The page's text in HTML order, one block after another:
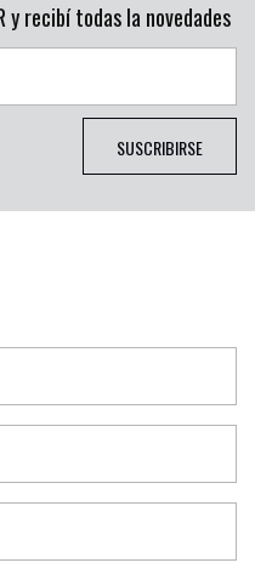
y recibí todas la novedades
SUSCRIBIRSE